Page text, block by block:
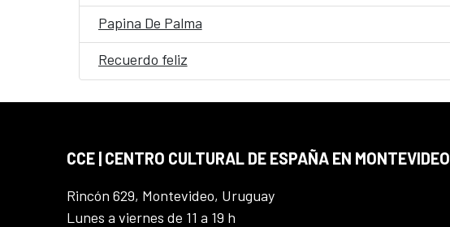
Papina De Palma
Recuerdo feliz
CCE | CENTRO CULTURAL DE ESPAÑA EN MONTEVIDEO
Rincón 629, Montevideo, Uruguay
Lunes a viernes de 11 a 19 h